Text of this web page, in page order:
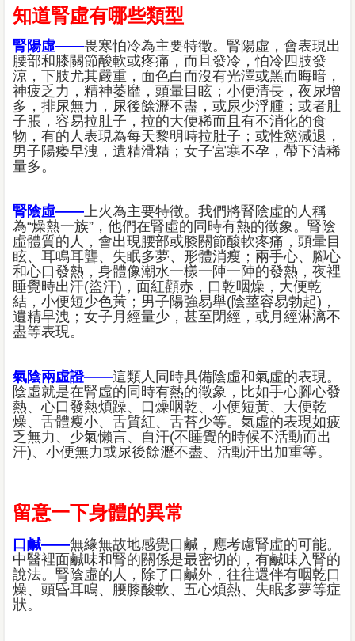
知道腎虛有哪些類型
腎陽虛——畏寒怕冷為主要特徵。腎陽虛，會表現出
腰部和膝關節酸軟或疼痛，而且發冷，怕冷四肢發
涼，下肢尤其嚴重，面色白而沒有光澤或黑而晦暗，
神疲乏力，精神萎靡，頭暈目眩；小便清長，夜尿增
多，排尿無力，尿後餘瀝不盡，或尿少浮腫；或者肚
子脹，容易拉肚子，拉的大便稀而且有不消化的食
物，有的人表現為每天黎明時拉肚子；或性慾減退，
男子陽痿早洩，遺精滑精；女子宮寒不孕，帶下清稀
量多。
腎陰虛——上火為主要特​​徵。我們將腎陰虛的人稱
為“燥熱一族”，他們在腎虛的同時有熱的徵象。腎陰
虛體質的人，會出現腰部或膝關節酸軟疼痛，頭暈目
眩、耳鳴耳聾、失眠多夢、形體消瘦；兩手心、腳心
和心口發熱，身體像潮水一樣一陣一陣的發熱，夜裡
睡覺時出汗(盜汗)，面紅顴赤，口乾咽燥，大便乾
結，小便短少色黃；男子陽強易舉(陰莖容易勃起)，
遺精早洩；女子月經量少，甚至閉經，或月經淋漓不
盡等表現。
氣陰兩虛證——這類人同時具備陰虛和氣虛的表現。
陰虛就是在腎虛的同時有熱的徵象，比如手心腳心發
熱、心口發熱煩躁、口燥咽乾、小便短黃、大便乾
燥、舌體瘦小、舌質紅、舌苔少等。氣虛的表現如疲
乏無力、少氣懶言、自汗(不睡覺的時候不活動而出
汗)、小便無力或尿後餘瀝不盡、活動汗出加重等。
留意一下身體的異常
口鹹——無緣無故地感覺口鹹，應考慮腎虛的可能。
中醫裡面鹹味和腎的關係是最密切的，有鹹味入腎的
說法。腎陰虛的人，除了口鹹外，往往還伴有咽乾口
燥、頭昏耳鳴、腰膝酸軟、五心煩熱、失眠多夢等症
狀。